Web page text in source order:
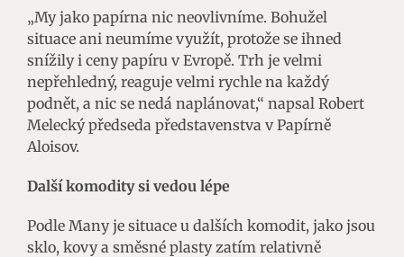
„My jako papírna nic neovlivníme. Bohužel
situace ani neumíme využít, protože se ihned
snížily i ceny papíru v Evropě. Trh je velmi
nepřehledný, reaguje velmi rychle na každý
podnět, a nic se nedá naplánovat,“ napsal Robert
Melecký předseda představenstva v Papírně
Aloisov.
Další komodity si vedou lépe
Podle Many je situace u dalších komodit, jako jsou
sklo, kovy a směsné plasty zatím relativně